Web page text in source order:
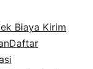
Biaya Kirim
Daftar